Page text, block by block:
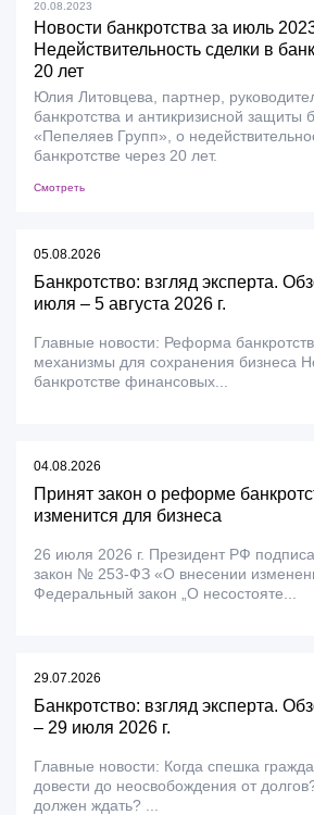
20.08.2023
Новости банкротства за июль
Недействительность сделки в
20 лет
Юлия Литовцева, партнер,
банкротства и антикризисной защиты
«Пепеляев Групп», о
банкротстве через 20 лет.
Смотреть
05.08.2026
Банкротство: взгляд эксперта.
июля – 5 августа 2026 г.
Главные новости: Реформа
механизмы для сохранения бизнеса
банкротстве финансовых...
04.08.2026
Принят закон о реформе
изменится для бизнеса
26 июля 2026 г. Президент РФ
закон № 253-ФЗ «О внесении
Федеральный закон „О несостояте...
29.07.2026
Банкротство: взгляд эксперта.
– 29 июля 2026 г.
Главные новости: Когда спешка
довести до неосвобождения от
должен ждать? ...